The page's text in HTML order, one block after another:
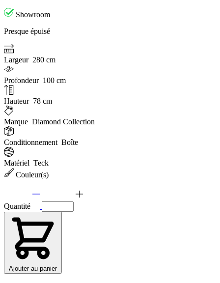
Showroom
Presque épuisé
Largeur 280 cm
Profondeur 100 cm
Hauteur 78 cm
Marque Diamond Collection
Conditionnement Boîte
Matériel Teck
Couleur(s)
Quantité
Ajouter au panier